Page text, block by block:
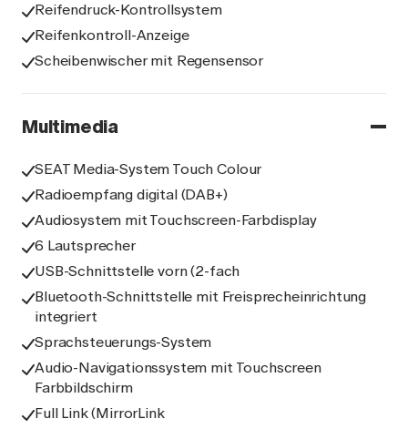
Reifendruck-Kontrollsystem
Reifenkontroll-Anzeige
Scheibenwischer mit Regensensor
Multimedia
SEAT Media-System Touch Colour
Radioempfang digital (DAB+)
Audiosystem mit Touchscreen-Farbdisplay
6 Lautsprecher
USB-Schnittstelle vorn (2-fach
Bluetooth-Schnittstelle mit Freisprecheinrichtung
integriert
Sprachsteuerungs-System
Audio-Navigationssystem mit Touchscreen
Farbbildschirm
Full Link (MirrorLink